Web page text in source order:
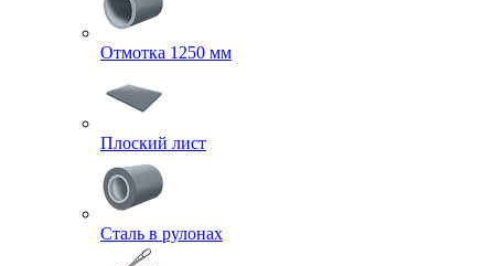
Отмотка 1250 мм
Плоский лист
Сталь в рулонах